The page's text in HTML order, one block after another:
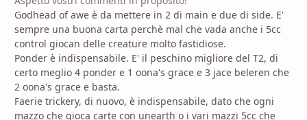
Godhead of awe è da mettere in 2 di main e due di side. E'
sempre una buona carta perchè mal che vada anche i 5cc
control giocan delle creature molto fastidiose.
Ponder è indispensabile. E' il peschino migliore del T2, di
certo meglio 4 ponder e 1 oona's grace e 3 jace beleren che
2 oona's grace e basta.
Faerie trickery, di nuovo, è indispensabile, dato che ogni
mazzo che gioca carte con unearth o i vari mazzi 5cc che